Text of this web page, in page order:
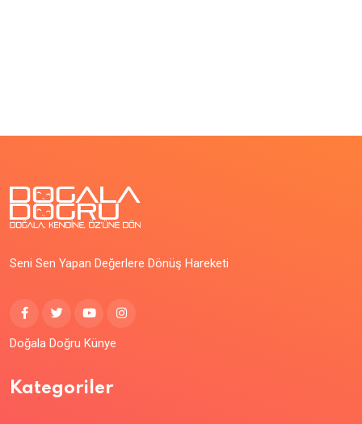
Seni Sen Yapan Değerlere Dönüş Hareketi
Doğala Doğru Künye
Kategoriler